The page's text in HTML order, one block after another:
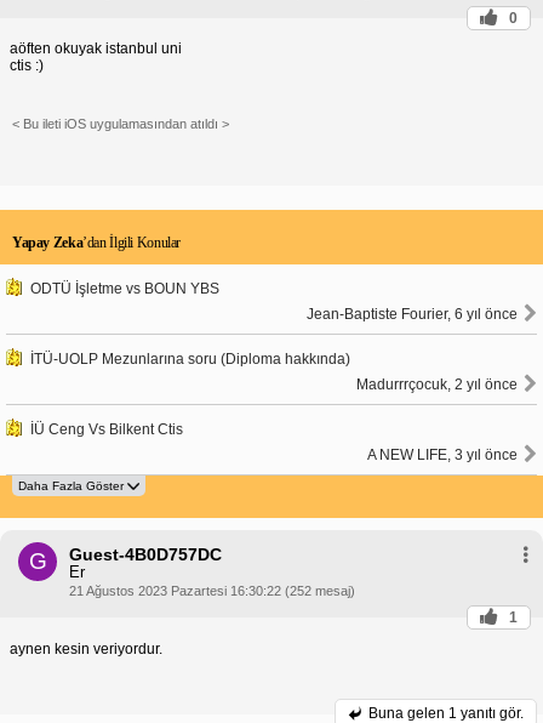
0
aöften okuyak istanbul uni
ctis :)
< Bu ileti iOS uygulamasından atıldı >
Yapay Zeka’dan İlgili Konular
ODTÜ İşletme vs BOUN YBS
Jean-Baptiste Fourier, 6 yıl önce
İTÜ-UOLP Mezunlarına soru (Diploma hakkında)
Madurrrçocuk, 2 yıl önce
İÜ Ceng Vs Bilkent Ctis
A NEW LIFE, 3 yıl önce
G Guest-4B0D757DC
Er
21 Ağustos 2023 Pazartesi 16:30:22 (252 mesaj)
1
aynen kesin veriyordur.
Buna gelen 1 yanıtı gör.